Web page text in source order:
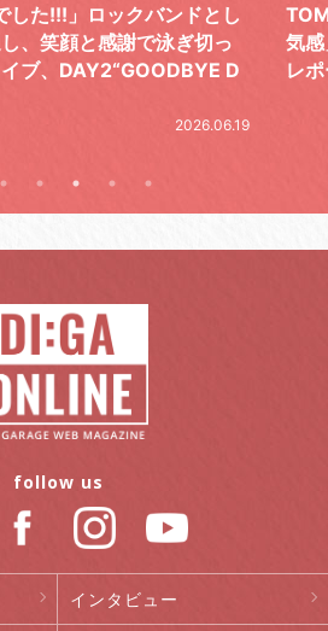
した!!!」ロックバンドとし
、笑顔と感謝で泳ぎ切っ
ブ、DAY2“GOODBYE D
2026.06.19
気
レ
インタビュー
follow us